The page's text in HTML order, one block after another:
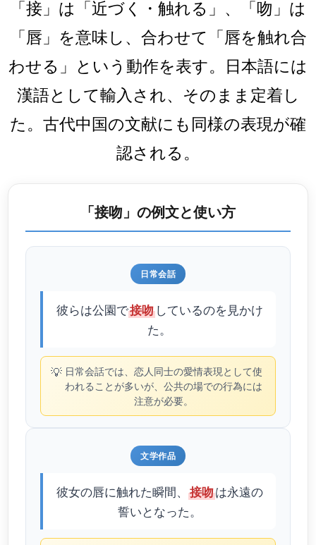
「接」は「近づく・触れる」、「吻」は
「唇」を意味し、合わせて「唇を触れ合
わせる」という動作を表す。日本語には
漢語として輸入され、そのまま定着し
た。古代中国の文献にも同様の表現が確
認される。
「接吻」の例文と使い方
日常会話
彼らは公園で接吻しているのを見かけ
た。
💡 日常会話では、恋人同士の愛情表現として使
われることが多いが、公共の場での行為には
注意が必要。
文学作品
彼女の唇に触れた瞬間、 接吻は永遠の
誓いとなった。